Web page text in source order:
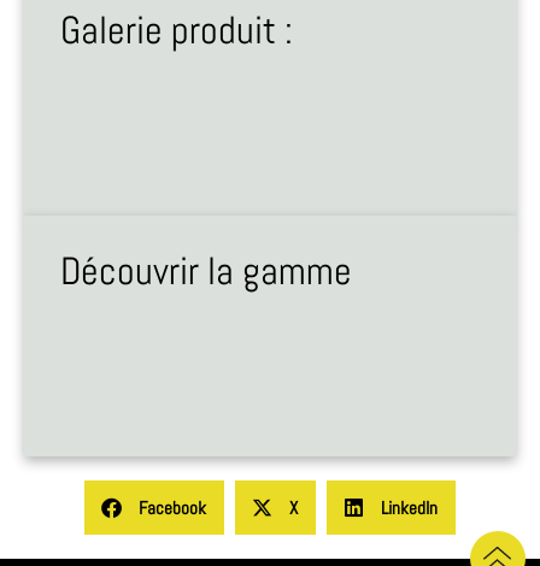
Galerie produit :
Découvrir la gamme
Facebook X LinkedIn